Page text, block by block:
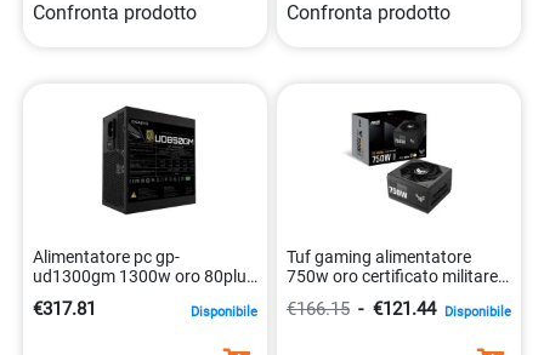
Confronta prodotto Confronta prodotto
Alimentatore pc gp-
ud1300gm 1300w oro 80plus
€317.81 Disponibile
Tuf gaming alimentatore
750w oro certificato militare
€166.15 - €121.44 Disponibile